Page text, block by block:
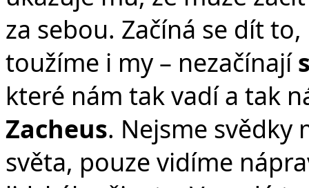
za sebou. Začíná se dít
toužíme i my – nezačínají
které nám tak vadí a tak
Zacheus. Nejsme svědky
světa, pouze vidíme